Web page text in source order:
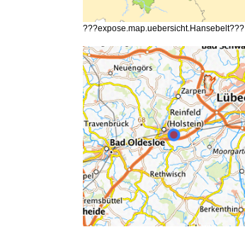
???expose.map.uebersicht.Hansebelt???